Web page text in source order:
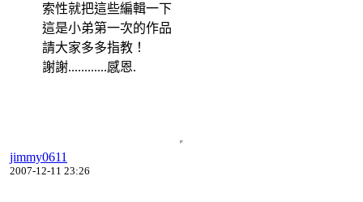
索性就把這些編輯一下
這是小弟第一次的作品
請大家多多指教！
謝謝............感恩.
jimmy0611
2007-12-11 23:26